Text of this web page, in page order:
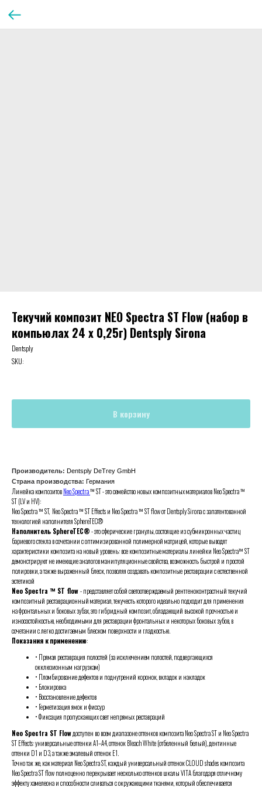
Текучий композит NEO Spectra ST Flow (набор в
компьюлах 24 х 0,25г) Dentsply Sirona
Dentsply
SKU:
В корзину
Производитель: Dentsply DeTrey GmbH
Страна производства: Германия
Линейка композитовNeo Spectra™ ST - это семейство новых композитных материалов Neo Spectra ™
ST (LV и HV):
Neo Spectra ™ ST, Neo Spectra ™ ST Effects и Neo Spectra ™ ST flow от Dentsply Sirona с запатентованной
технологией наполнителя SphereTEC®
Наполнитель SphereTEC®- это сферические гранулы, состоящие из субмикронных частиц
бариевого стекла в сочетании с оптимизированной полимерной матрицей, которые выводят
характеристики композита на новый уровень: все композитные материалы линейки Neo Spectra™ ST
демонстрируют не имеющие аналогов манипуляционные свойства, возможность быстрой и простой
полировки, а также выраженный блеск, позволяя создавать композитные реставрации с естественной
эстетикой
Neo Spectra ™ ST flow- представляет собой светоотверждаемый рентгеноконтрастный текучий
композитный реставрационный материал, текучесть которого идеально подходит для применения
на фронтальных и боковых зубах, это гибридный композит, обладающий высокой прочностью и
износостойкостью, необходимыми для реставрации фронтальных и некоторых боковых зубов, в
сочетании с легко достигаемым блеском поверхности и гладкостью.
Показания кприменению:
• Прямая реставрация полостей (за исключением полостей, подвергающихся
окклюзионным нагрузкам)
• Пломбирование дефектов и поднутрений коронок, вкладок и накладок
• Блокировка
• Восстановление дефектов
• Герметизация ямок и фиссур
• Фиксация пропускающих свет непрямых реставраций
Neo Spectra ST Flowдоступен во всем диапазоне оттенков композита Neo Spectra ST и Neo Spectra
ST Effects: универсальные оттенки A1–A4, оттенок Bleach White (отбеленный белый), дентинные
оттенки D1 и D3, а также эмалевый оттенок E1.
Точно так же, как материал Neo Spectra ST, каждый универсальный оттенок CLOUD shades композита
Neo Spectra ST flow полноценно перекрывает несколько оттенков шкалы VITA благодаря отличному
эффекту хамелеона и способности сливаться с окружающими тканями, который обеспечивается